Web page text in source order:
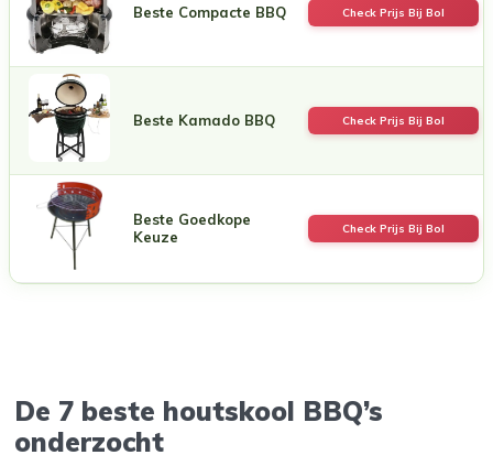
Beste Compacte BBQ Check Prijs Bij Bol
Beste Kamado BBQ Check Prijs Bij Bol
Beste Goedkope
Keuze
Check Prijs Bij Bol
De 7 beste houtskool BBQ’s
onderzocht